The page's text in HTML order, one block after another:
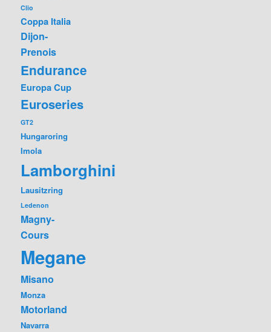
Clio
Coppa Italia
Dijon-
Prenois
Endurance
Europa Cup
Euroseries
GT2
Hungaroring
Imola
Lamborghini
Lausitzring
Ledenon
Magny-
Cours
Megane
Misano
Monza
Motorland
Navarra